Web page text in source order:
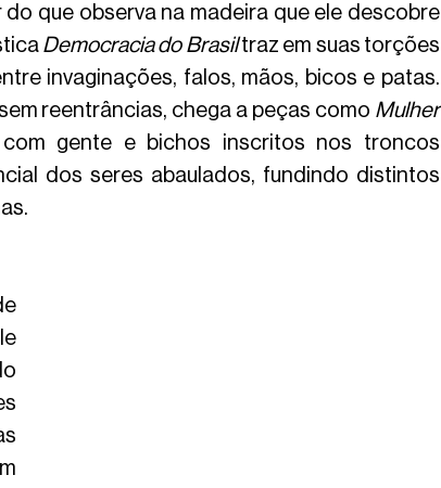
que observa na madeira que ele descobre
Democracia do Brasil traz em suas torções
invaginações, falos, mãos, bicos e patas.
reentrâncias, chega a peças como Mulher
gente e bichos inscritos nos troncos
dos seres abaulados, fundindo distintos